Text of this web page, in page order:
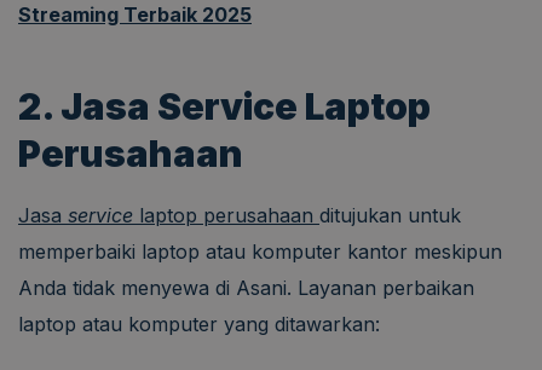
Streaming Terbaik 2025
2. Jasa Service Laptop
Perusahaan
Jasa service laptop perusahaan ditujukan untuk
memperbaiki laptop atau komputer kantor meskipun
Anda tidak menyewa di Asani. Layanan perbaikan
laptop atau komputer yang ditawarkan: